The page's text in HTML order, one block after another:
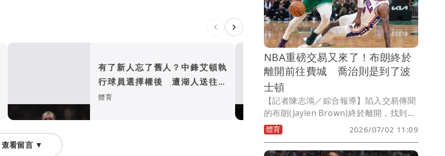
有了新人忘了舊人？中鋒艾頓執
行球員選擇權後 遭湖人送往巫
師
體育
湖人動作夠快！詹姆士決定
體育
查看留言 ▼
NBA重磅交易又來了！布朗終於
離開前往費城 喬治則是到了波
士頓
【記者陳志鴻／綜合報導】陷入交易傳聞
的布朗(Jaylen Brown)終於離開，找到了
新東家，波士頓塞爾提克美國時間週三同
意將這位前 NBA 總冠軍賽 MVP 送至費
城 76 人。
體育 2026/07/02 11:09